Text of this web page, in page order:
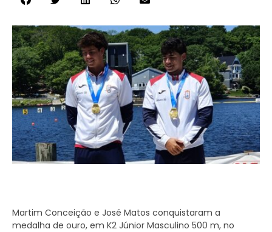
Martim Conceição e José Matos conquistaram a
medalha de ouro, em K2 Júnior Masculino 500 m, no